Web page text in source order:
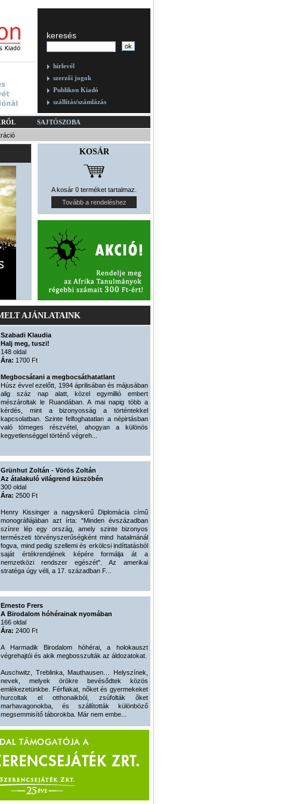
keresés
hírlevél
szerzői jogok
Publikon Kiadó
szállítás/számlázás
SAJTÓSZOBA
KOSÁR
A kosár 0 terméket tartalmaz.
Tovább a rendeléshez
AJÁNLATAINK
Szabadi Klaudia
Halj meg, tuszi!
148 oldal
Ára: 1700 Ft
Megbocsátani a megbocsáthatatlant
Húsz évvel ezelőtt, 1994 áprilisában és májusában
alig száz nap alatt, közel egymillió embert
mészároltak le Ruandában. A mai napig több a
kérdés, mint a bizonyosság a történtekkel
kapcsolatban. Szinte felfoghatatlan a népirtásban
való tömeges részvétel, ahogyan a különös
kegyetlenséggel történő végreh...
Grünhut Zoltán - Vörös Zoltán
Az átalakuló világrend küszöbén
300 oldal
Ára: 2500 Ft
Henry Kissinger a nagysikerű Diplomácia című
monográfiájában azt írta: "Minden évszázadban
színre lép egy ország, amely szinte bizonyos
természeti törvényszerűségként mind hatalmánál
fogva, mind pedig szellemi és erkölcsi indíttatásból
saját értékrendjének képére formálja át a
nemzetközi rendszer egészét". Az amerikai
stratéga úgy véli, a 17. században F...
Ernesto Frers
A Birodalom hóhérainak nyomában
166 oldal
Ára: 2400 Ft
A Harmadik Birodalom hóhérai, a holokauszt
végrehajtói és akik megbosszulták az áldozatokat.
Auschwitz, Treblinka, Mauthausen… Helyszínek,
nevek, melyek örökre bevésődtek közös
emlékezetünkbe. Férfiakat, nőket és gyermekeket
hurcoltak el otthonaikból, zsúfolták őket
marhavagonokba, és szállították különböző
megsemmisítő táborokba. Már nem embe...